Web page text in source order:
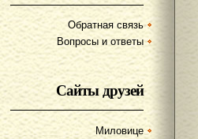
Обратная связь
Вопросы и ответы
Сайты друзей
Миловице